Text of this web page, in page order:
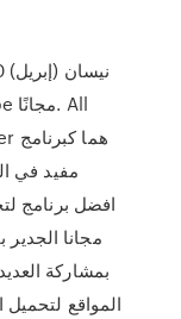
افضل برنامج
مجانا الجدير
بمشاركة